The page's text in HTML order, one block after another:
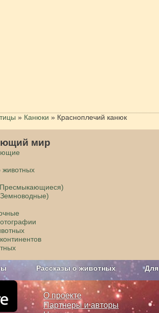
» Канюки » Красноплечий канюк
мир
животных
Рассказы о животных Для
О проекте
О проекте
Партнеры и авторы